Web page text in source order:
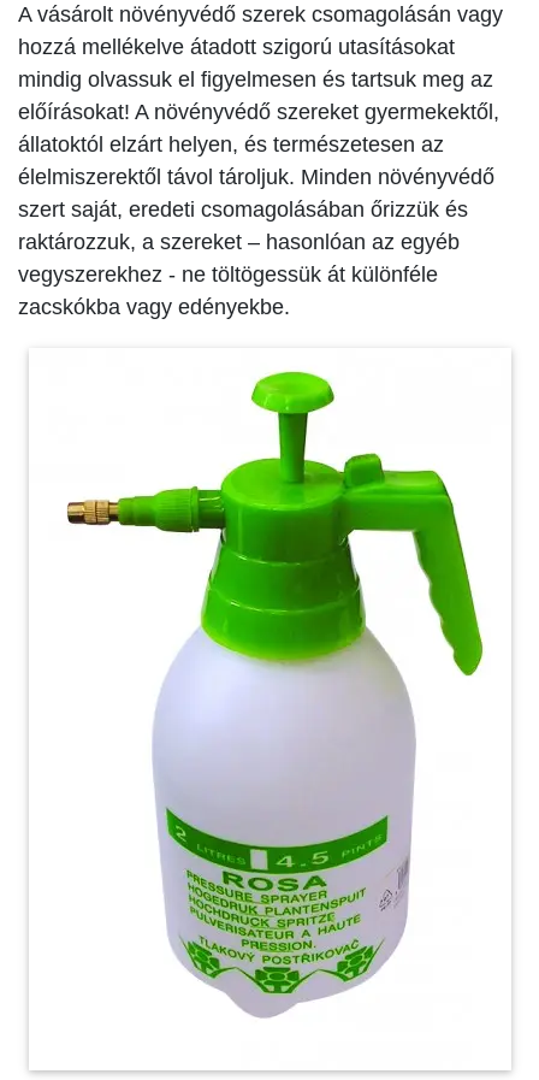
A vásárolt növényvédő szerek csomagolásán vagy
hozzá mellékelve átadott szigorú utasításokat
mindig olvassuk el figyelmesen és tartsuk meg az
előírásokat! A növényvédő szereket gyermekektől,
állatoktól elzárt helyen, és természetesen az
élelmiszerektől távol tárol­juk. Minden növényvédő
szert saját, eredeti csomagolásában őrizzük és
raktározzuk, a szereket – hasonlóan az egyéb
vegyszerekhez - ne töltögessük át különféle
zacskókba vagy edényekbe.